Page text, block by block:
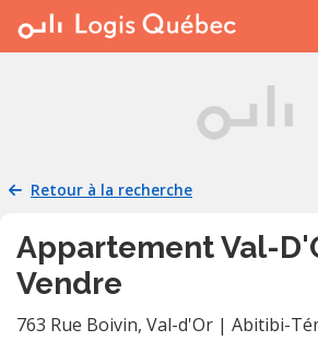
À LOUER
PLACER UNE ANNONCE
RESSOURCES
Retour à la recherche
Appartement Val-
Vendre
763 Rue Boivin, Val-d'Or | Abitibi-